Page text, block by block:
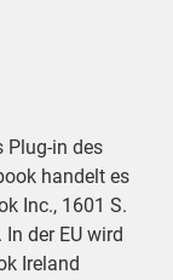
Plug-in des
handelt es
Inc., 1601 S.
der EU wird
Ireland